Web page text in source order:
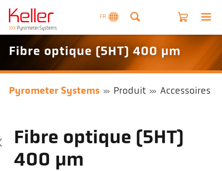
FR
Fibre optique (5HT) 400 µm
Pyrometer Systems Produit Accessoires
Fibre optique (5HT)
400 µm